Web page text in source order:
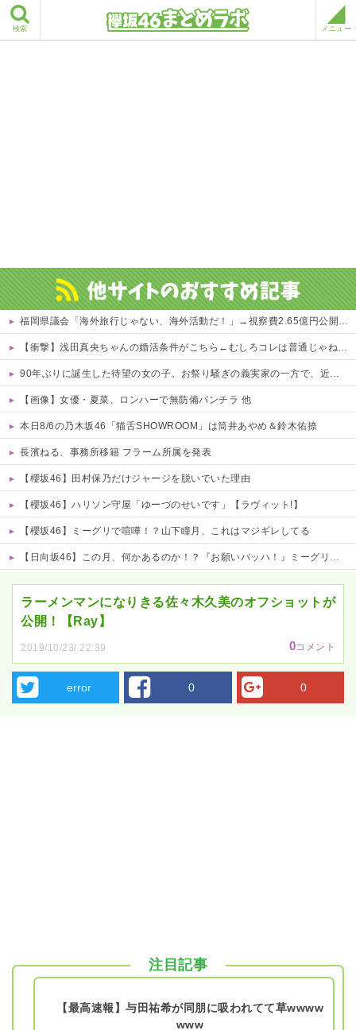
検索 メニュー
福岡県議会「海外旅行じゃない、海外活動だ！」→視察費2.65億円公開で再炎上ｗｗｗ
【衝撃】浅田真央ちゃんの婚活条件がこちら←むしろコレは普通じゃね？w w w w w w w w
90年ぶりに誕生した待望の女の子。お祭り騒ぎの義実家の一方で、近所の婦人会メンバーから「死なないといいね」と不吉な言葉を何度も繰り返されてしまう・・・
【画像】女優・夏菜、ロンハーで無防備パンチラ 他
本日8/6の乃木坂46「猫舌SHOWROOM」は筒井あやめ＆鈴木佑捺
長濱ねる、事務所移籍 フラーム所属を発表
【櫻坂46】田村保乃だけジャージを脱いでいた理由
【櫻坂46】ハリソン守屋「ゆーづのせいです」【ラヴィット!】
【櫻坂46】ミーグリで喧嘩！？山下瞳月、これはマジギレしてる
【日向坂46】この月、何かあるのか！？『お願いバッハ！』ミーグリ日程がこちら
ラーメンマンになりきる佐々木久美のオフショットが
公開！【Ray】
2019/10/23/ 22:39 0コメント
error 0 0
注目記事
【最高速報】与田祐希が同朋に吸われてて草wwww
www